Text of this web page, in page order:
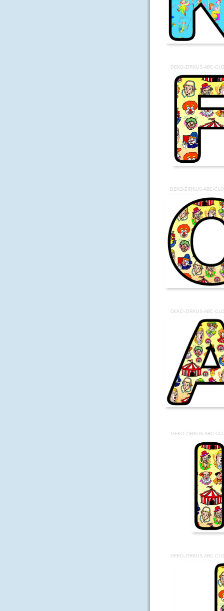
DEKO-ZIRKUS-ABC-
DEKO-ZIRKUS-ABC-
DEKO-ZIRKUS-ABC-
DEKO-ZIRKUS-ABC-
DEKO-ZIRKUS-ABC-